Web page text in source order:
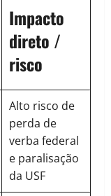
Impacto
direto /
risco
Alto risco de
perda de
verba federal
e paralisação
da USF